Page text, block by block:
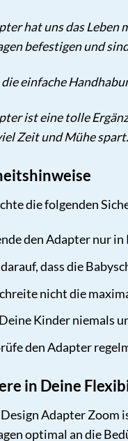
hat uns das
befestigen und
die einfache
ist eine tolle
Zeit und Mühe
die folgenden
den Adapter nur
dass die
nicht die
Kinder niemals
den Adapter
in Deine
Adapter Zoom
optimal an die